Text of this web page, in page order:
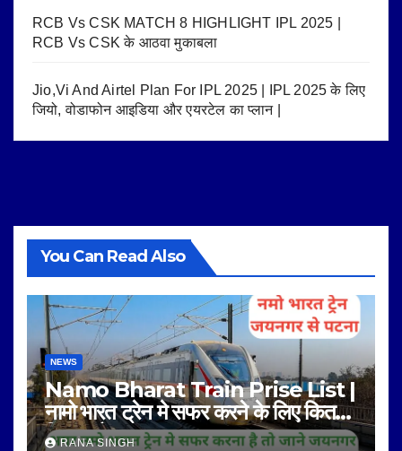
RCB Vs CSK MATCH 8 HIGHLIGHT IPL 2025 |
RCB Vs CSK के आठवा मुकाबला
Jio,Vi And Airtel Plan For IPL 2025 | IPL 2025 के लिए
जियो, वोडाफोन आइडिया और एयरटेल का प्लान |
You Can Read Also
NEWS
Namo Bharat Train Prise List |
नामो भारत ट्रेन मे सफर करने के लिए कितना
किराया है |
RANA SINGH